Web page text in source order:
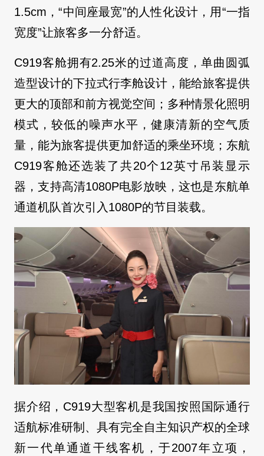
1.5cm，“中间座最宽”的人性化设计，用“一指
宽度”让旅客多一分舒适。
C919客舱拥有2.25米的过道高度，单曲圆弧
造型设计的下拉式行李舱设计，能给旅客提供
更大的顶部和前方视觉空间；多种情景化照明
模式，较低的噪声水平，健康清新的空气质
量，能为旅客提供更加舒适的乘坐环境；东航
C919客舱还选装了共20个12英寸吊装显示
器，支持高清1080P电影放映，这也是东航单
通道机队首次引入1080P的节目装载。
据介绍，C919大型客机是我国按照国际通行
适航标准研制、具有完全自主知识产权的全球
新一代单通道干线客机，于2007年立项，